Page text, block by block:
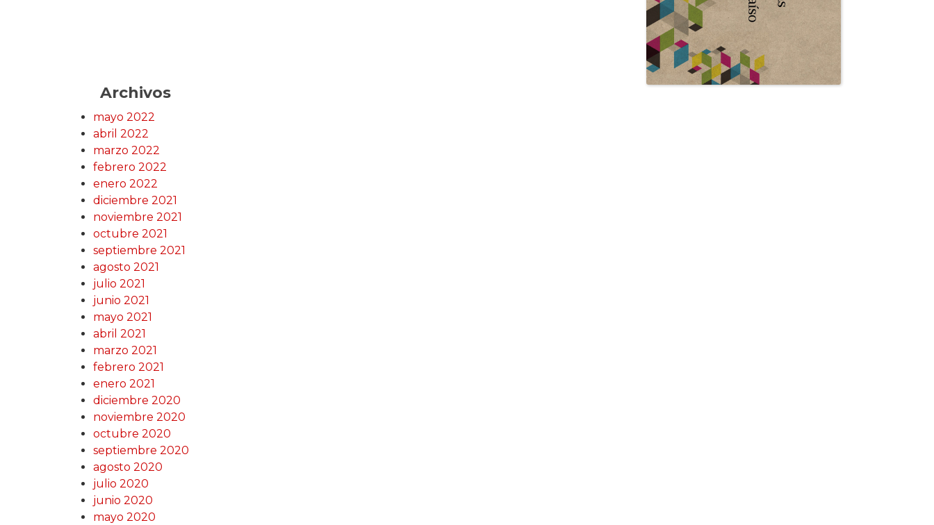
Archivos
mayo 2022
abril 2022
marzo 2022
febrero 2022
enero 2022
diciembre 2021
noviembre 2021
octubre 2021
septiembre 2021
agosto 2021
julio 2021
junio 2021
mayo 2021
abril 2021
marzo 2021
febrero 2021
enero 2021
diciembre 2020
noviembre 2020
octubre 2020
septiembre 2020
agosto 2020
julio 2020
junio 2020
mayo 2020